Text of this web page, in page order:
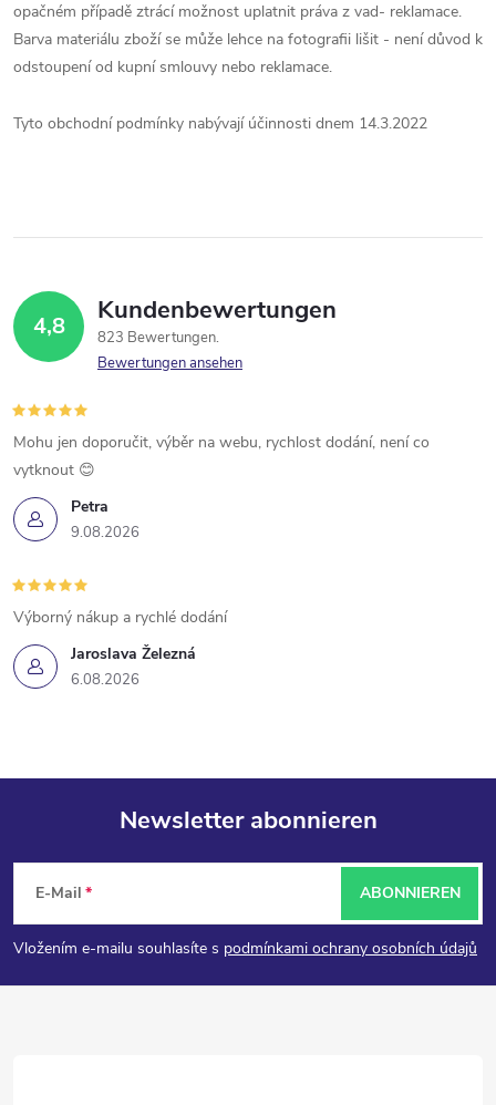
opačném případě ztrácí možnost uplatnit práva z vad- reklamace.
Barva materiálu zboží se může lehce na fotografii lišit - není důvod k
odstoupení od kupní smlouvy nebo reklamace.
Tyto obchodní podmínky nabývají účinnosti dnem 14.3.2022
4,8 Kundenbewertungen
823 Bewertungen
Bewertungen ansehen
Petra
9.08.2026
Mohu jen doporučit, výběr na webu, rychlost dodání, není co
vytknout 😊
Jaroslava Železná
6.08.2026
Výborný nákup a rychlé dodání
F
u
ß
Newsletter abonnieren
E-Mail
Vložením e-mailu souhlasíte s podmínkami ochrany osobních údajů
ABONNIEREN